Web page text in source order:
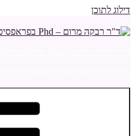
דילוג לתוכן